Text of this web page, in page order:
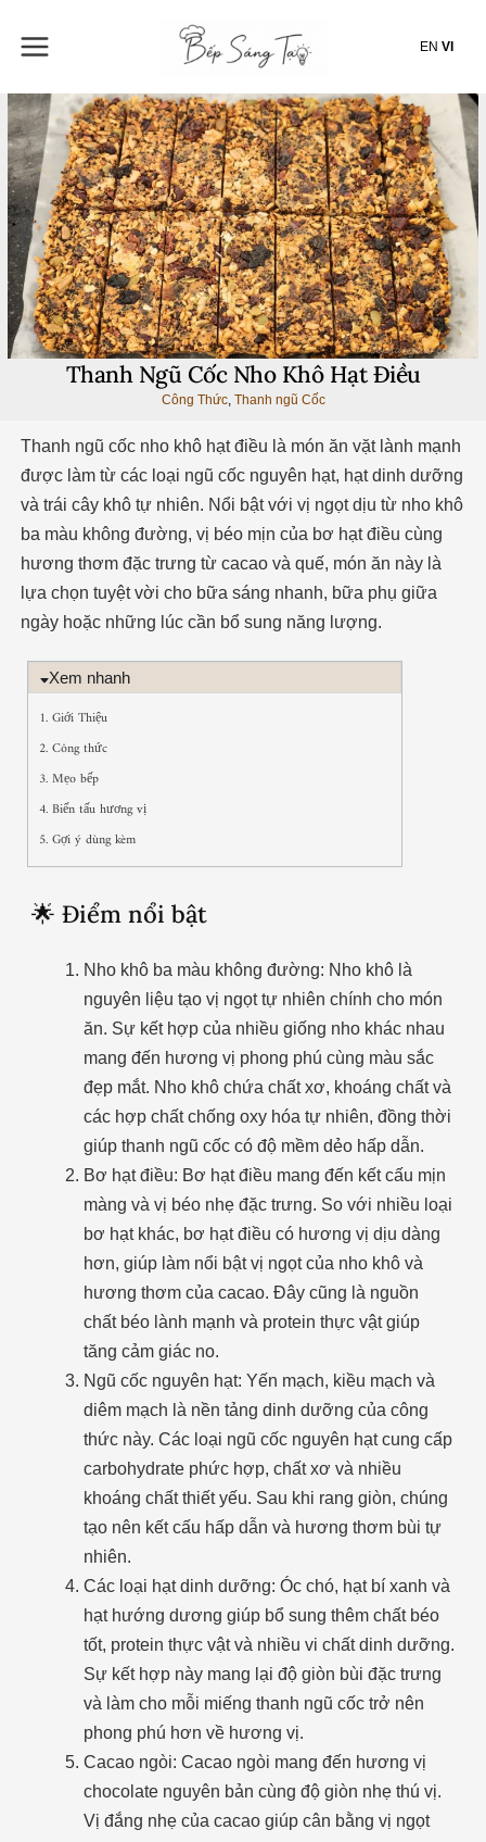
dung
EN VI
Thanh Ngũ Cốc Nho Khô Hạt Điều
Công Thức, Thanh ngũ Cốc
Thanh ngũ cốc nho khô hạt điều là món ăn vặt lành mạnh
được làm từ các loại ngũ cốc nguyên hạt, hạt dinh dưỡng
và trái cây khô tự nhiên. Nổi bật với vị ngọt dịu từ nho khô
ba màu không đường, vị béo mịn của bơ hạt điều cùng
hương thơm đặc trưng từ cacao và quế, món ăn này là
lựa chọn tuyệt vời cho bữa sáng nhanh, bữa phụ giữa
ngày hoặc những lúc cần bổ sung năng lượng.
Xem nhanh
1. Giới Thiệu
2. Công thức
3. Mẹo bếp
4. Biến tấu hương vị
5. Gợi ý dùng kèm
🌟 Điểm nổi bật
Nho khô ba màu không đường: Nho khô là
nguyên liệu tạo vị ngọt tự nhiên chính cho món
ăn. Sự kết hợp của nhiều giống nho khác nhau
mang đến hương vị phong phú cùng màu sắc
đẹp mắt. Nho khô chứa chất xơ, khoáng chất và
các hợp chất chống oxy hóa tự nhiên, đồng thời
giúp thanh ngũ cốc có độ mềm dẻo hấp dẫn.
Bơ hạt điều: Bơ hạt điều mang đến kết cấu mịn
màng và vị béo nhẹ đặc trưng. So với nhiều loại
bơ hạt khác, bơ hạt điều có hương vị dịu dàng
hơn, giúp làm nổi bật vị ngọt của nho khô và
hương thơm của cacao. Đây cũng là nguồn
chất béo lành mạnh và protein thực vật giúp
tăng cảm giác no.
Ngũ cốc nguyên hạt: Yến mạch, kiều mạch và
diêm mạch là nền tảng dinh dưỡng của công
thức này. Các loại ngũ cốc nguyên hạt cung cấp
carbohydrate phức hợp, chất xơ và nhiều
khoáng chất thiết yếu. Sau khi rang giòn, chúng
tạo nên kết cấu hấp dẫn và hương thơm bùi tự
nhiên.
Các loại hạt dinh dưỡng: Óc chó, hạt bí xanh và
hạt hướng dương giúp bổ sung thêm chất béo
tốt, protein thực vật và nhiều vi chất dinh dưỡng.
Sự kết hợp này mang lại độ giòn bùi đặc trưng
và làm cho mỗi miếng thanh ngũ cốc trở nên
phong phú hơn về hương vị.
Cacao ngòi: Cacao ngòi mang đến hương vị
chocolate nguyên bản cùng độ giòn nhẹ thú vị.
Vị đắng nhẹ của cacao giúp cân bằng vị ngọt